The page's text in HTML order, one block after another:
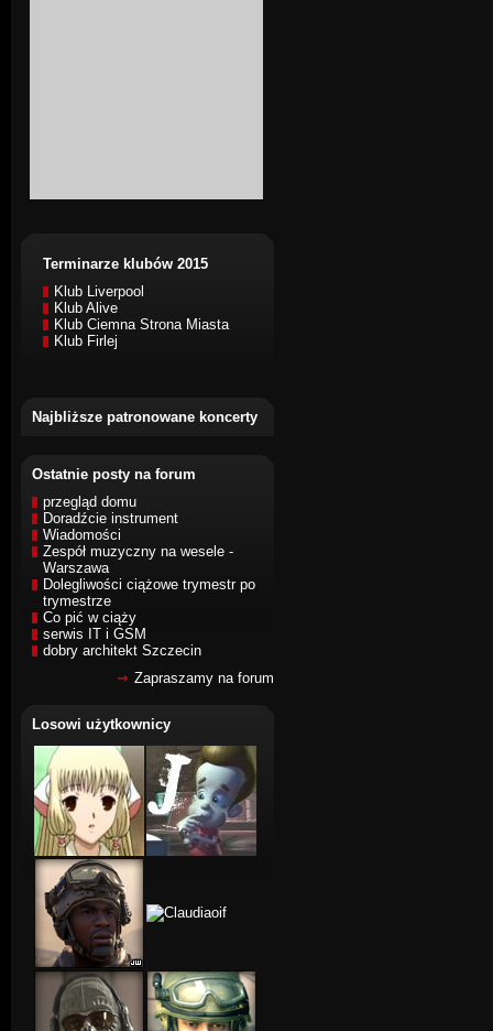
Terminarze klubów 2015
Klub Liverpool
Klub Alive
Klub Ciemna Strona Miasta
Klub Firlej
Najbliższe patronowane koncerty
Ostatnie posty na forum
przegląd domu
Doradźcie instrument
Wiadomości
Zespół muzyczny na wesele -
Warszawa
Dolegliwości ciążowe trymestr po
trymestrze
Co pić w ciąży
serwis IT i GSM
dobry architekt Szczecin
Zapraszamy na forum
Losowi użytkownicy